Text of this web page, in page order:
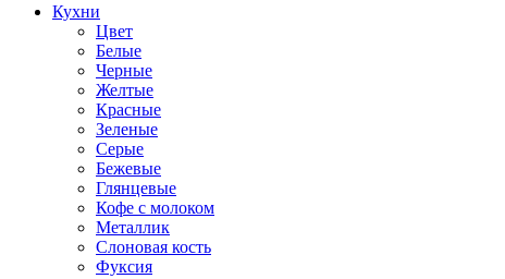
Кухни
Цвет
Белые
Черные
Желтые
Красные
Зеленые
Серые
Бежевые
Глянцевые
Кофе с молоком
Металлик
Слоновая кость
Фуксия